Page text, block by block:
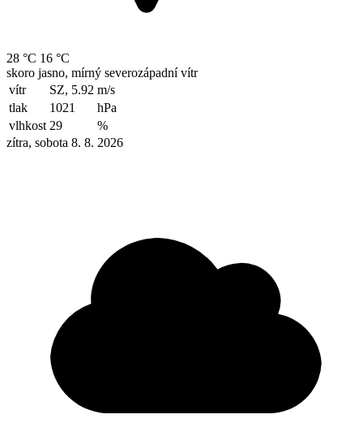
28 °C 16 °C
skoro jasno, mírný severozápadní vítr
vítr
SZ, 5.92 m/s
tlak
1021
hPa
vlhkost 29
%
zítra, sobota 8. 8. 2026